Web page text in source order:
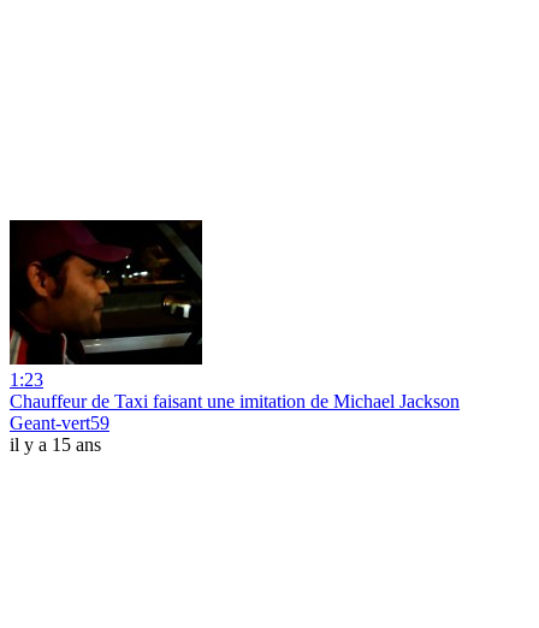
1:23
Chauffeur de Taxi faisant une imitation de Michael Jackson
Geant-vert59
il y a 15 ans